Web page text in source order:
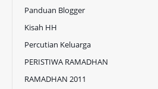
Panduan Blogger
Kisah HH
Percutian Keluarga
PERISTIWA RAMADHAN
RAMADHAN 2011